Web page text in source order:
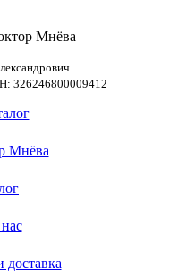
Мнёва
326246800009412
Мнёва
доставка